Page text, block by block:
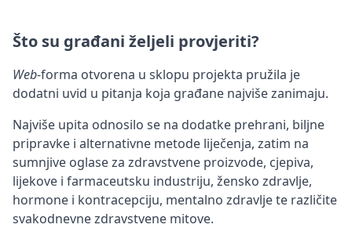
Što su građani željeli provjeriti?
Web-forma otvorena u sklopu projekta pružila je
dodatni uvid u pitanja koja građane najviše zanimaju.
Najviše upita odnosilo se na dodatke prehrani, biljne
pripravke i alternativne metode liječenja, zatim na
sumnjive oglase za zdravstvene proizvode, cjepiva,
lijekove i farmaceutsku industriju, žensko zdravlje,
hormone i kontracepciju, mentalno zdravlje te različite
svakodnevne zdravstvene mitove.